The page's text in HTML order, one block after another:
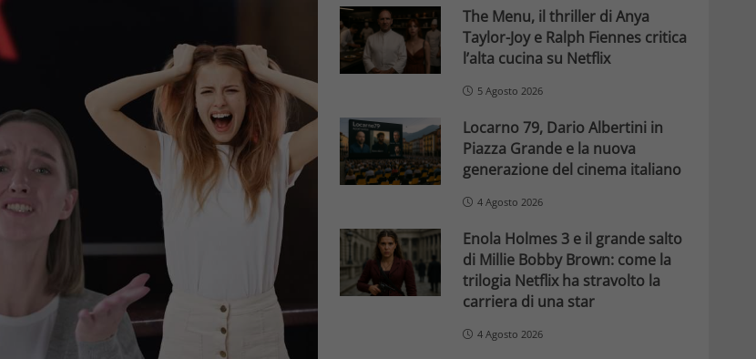
The Menu, il thriller di Anya
Taylor-Joy e Ralph Fiennes critica
l’alta cucina su Netflix
5 Agosto 2026
Locarno 79, Dario Albertini in
Piazza Grande e la nuova
generazione del cinema italiano
4 Agosto 2026
Enola Holmes 3 e il grande salto
di Millie Bobby Brown: come la
trilogia Netflix ha stravolto la
carriera di una star
4 Agosto 2026